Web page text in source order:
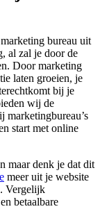
bureau uit
al zal je door de
Door marketing
laten groeien, je
bij je
wij de
marketingbureau’s
start met online
maar denk je dat dit
meer uit je website
Vergelijk
betaalbare